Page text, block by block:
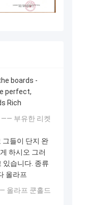
boards -
perfect,
Rich
—— 부유한 리켓
그들이 단지 완
하시오 그러
있습니다. 종류
올라프
올라프 쿤홀드